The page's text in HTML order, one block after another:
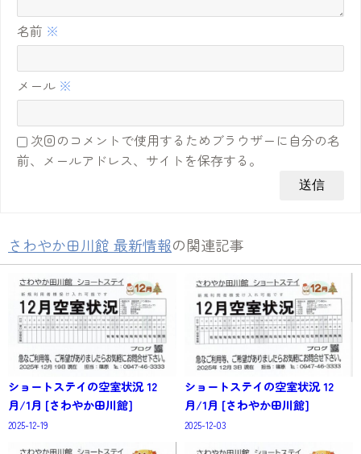
名前 ※
メール ※
次回のコメントで使用するためブラウザーに自分の名
前、メールアドレス、サイトを保存する。
さわやか田川館 最新情報の関連記事
ショートステイの空室状況 12
月/1月 [さわやか田川館]
2025-12-19
ショートステイの空室状況 12
月/1月 [さわやか田川館]
2025-12-03